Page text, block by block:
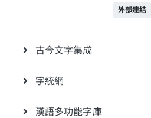
外部連結
古今文字集成
字統網
漢語多功能字庫